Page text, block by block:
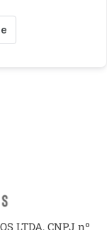
LTDA, CNPJ nº